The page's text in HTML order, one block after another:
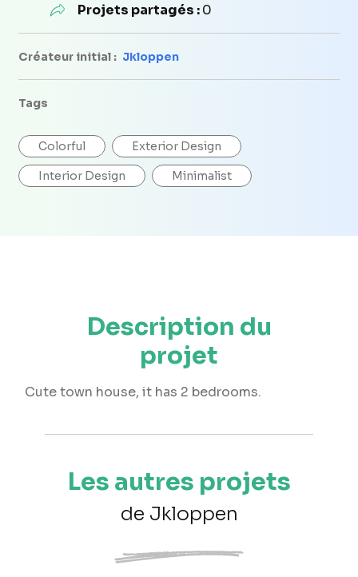
Projets partagés :0
Créateur initial : Jkloppen
Tags
Colorful Exterior Design
Interior Design Minimalist
Description du
projet
Cute town house, it has 2 bedrooms.
Les autres projets
de Jkloppen